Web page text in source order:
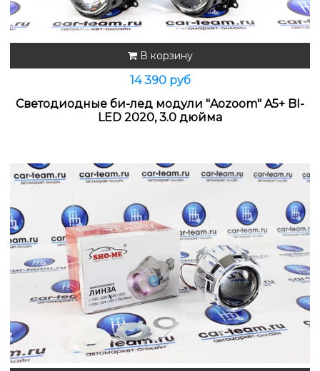
В корзину
14 390 руб
Светодиодные би-лед модули "Aozoom" A5+ BI-
LED 2020, 3.0 дюйма